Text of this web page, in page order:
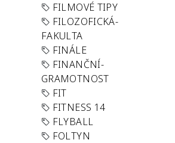
FILMOVÉ TIPY
FILOZOFICKÁ-
FAKULTA
FINÁLE
FINANČNÍ-
GRAMOTNOST
FIT
FITNESS 14
FLYBALL
FOLTYN